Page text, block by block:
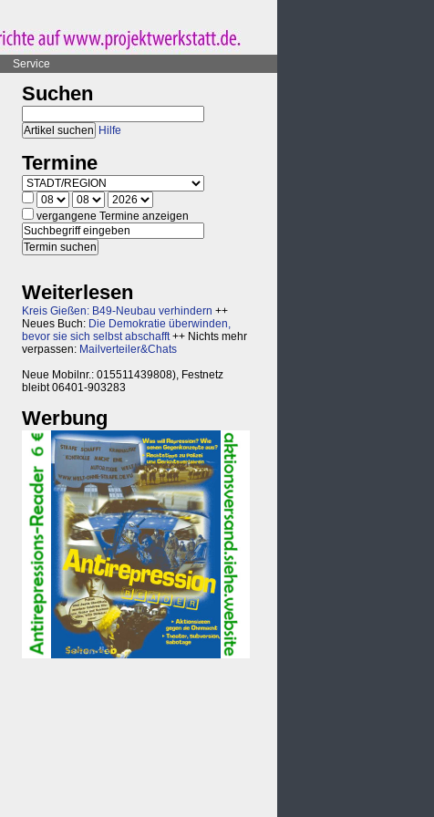
Service
Suchen
Hilfe
Termine
vergangene Termine anzeigen
Weiterlesen
Kreis Gießen: B49-Neubau verhindern ++
Neues Buch: Die Demokratie überwinden,
bevor sie sich selbst abschafft++ Nichts mehr
verpassen: Mailverteiler&Chats
Neue Mobilnr.: 015511439808), Festnetz
bleibt 06401-903283
Werbung